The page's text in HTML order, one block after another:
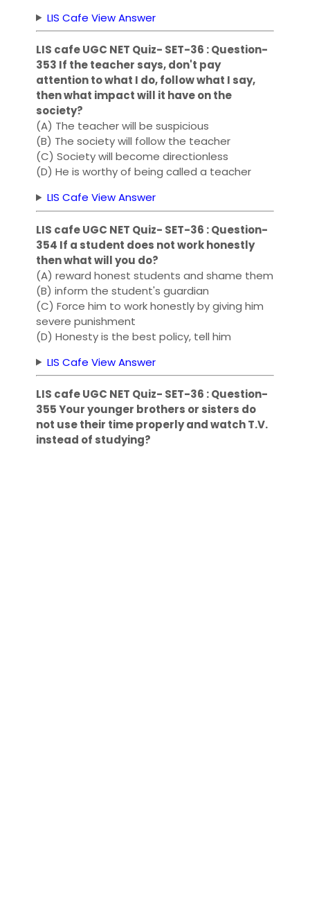
LIS Cafe View Answer
LIS cafe UGC NET Quiz- SET-36 : Question-
353 If the teacher says, don't pay
attention to what I do, follow what I say,
then what impact will it have on the
society?
(A) The teacher will be suspicious
(B) The society will follow the teacher
(C) Society will become directionless
(D) He is worthy of being called a teacher
LIS Cafe View Answer
LIS cafe UGC NET Quiz- SET-36 : Question-
354 If a student does not work honestly
then what will you do?
(A) reward honest students and shame them
(B) inform the student's guardian
(C) Force him to work honestly by giving him
severe punishment
(D) Honesty is the best policy, tell him
LIS Cafe View Answer
LIS cafe UGC NET Quiz- SET-36 : Question-
355 Your younger brothers or sisters do
not use their time properly and watch T.V.
instead of studying?